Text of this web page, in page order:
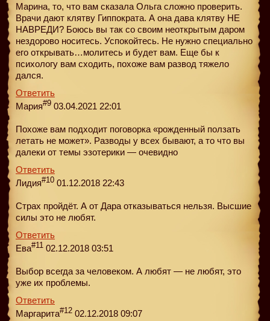
Марина, то, что вам сказала Ольга сложно проверить.
Врачи дают клятву Гиппократа. А она дава клятву НЕ
НАВРЕДИ? Боюсь вы так со своим неоткрытым даром
нездорово носитесь. Успокойтесь. Не нужно специально
его открывать…молитесь и будет вам. Еще бы к
психологу вам сходить, похоже вам развод тяжело
дался.
Ответить
Мария#9 03.04.2021 22:01
Похоже вам подходит поговорка «рожденный ползать
летать не может». Разводы у всех бывают, а то что вы
далеки от темы эзотерики — очевидно
Ответить
Лидия#10 01.12.2018 22:43
Страх пройдёт. А от Дара отказываться нельзя. Высшие
силы это не любят.
Ответить
Ева#11 02.12.2018 03:51
Выбор всегда за человеком. А любят — не любят, это
уже их проблемы.
Ответить
Маргарита#12 02.12.2018 09:07